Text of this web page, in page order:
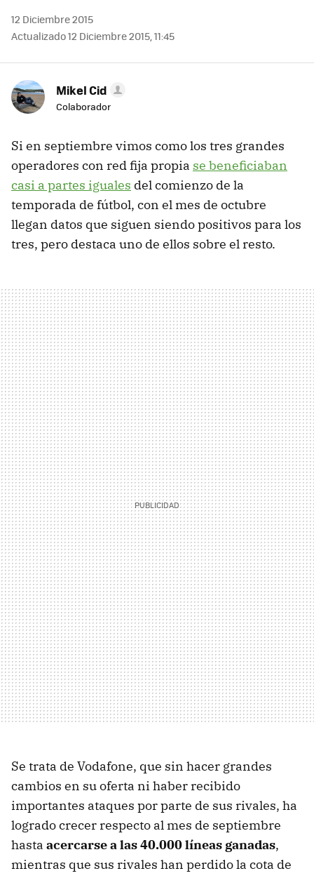
12 Diciembre 2015
Actualizado 12 Diciembre 2015, 11:45
Mikel Cid
Colaborador
Si en septiembre vimos como los tres grandes
operadores con red fija propia se beneficiaban
casi a partes iguales del comienzo de la
temporada de fútbol, con el mes de octubre
llegan datos que siguen siendo positivos para los
tres, pero destaca uno de ellos sobre el resto.
Se trata de Vodafone, que sin hacer grandes
cambios en su oferta ni haber recibido
importantes ataques por parte de sus rivales, ha
logrado crecer respecto al mes de septiembre
hasta acercarse a las 40.000 líneas ganadas,
mientras que sus rivales han perdido la cota de